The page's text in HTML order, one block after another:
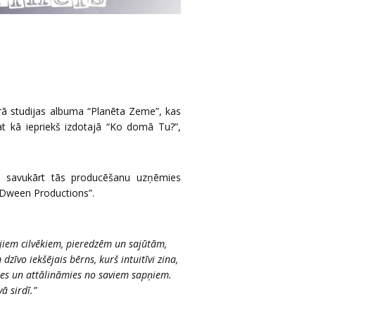
studijas albuma “Planēta Zeme”, kas
kā iepriekš izdotajā “Ko domā Tu?”,
tās producēšanu uzņēmies
Productions”.
cilvēkiem, pieredzēm un sajūtām,
iekšējais bērns, kurš intuitīvi zina,
un attālināmies no saviem sapņiem.
sirdī.”